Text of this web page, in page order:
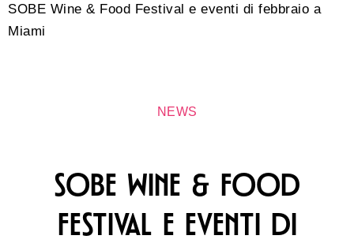
SOBE Wine & Food Festival e eventi di febbraio a
Miami
NEWS
SOBE WINE & FOOD
FESTIVAL E EVENTI DI